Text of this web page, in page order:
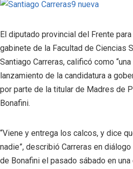
El diputado provincial del Frente
gabinete de la Facultad de Ciencias
Santiago Carreras, calificó como
lanzamiento de la candidatura a
por parte de la titular de Madres de
Bonafini.
“Viene y entrega los calcos, y dice
nadie”, describió Carreras en
de Bonafini el pasado sábado en